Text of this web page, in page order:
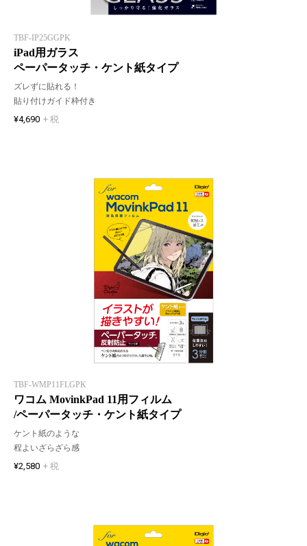
TBF-IP25GGPK
iPad用ガラス
ペーパータッチ・ケント紙タイプ
ズレずに貼れる！
貼り付けガイド枠付き
¥4,690 + 税
TBF-WMP11FLGPK
ワコム MovinkPad 11用フィルム
/ペーパータッチ・ケント紙タイプ
ケント紙のような
程よいざらざら感
¥2,580 + 税